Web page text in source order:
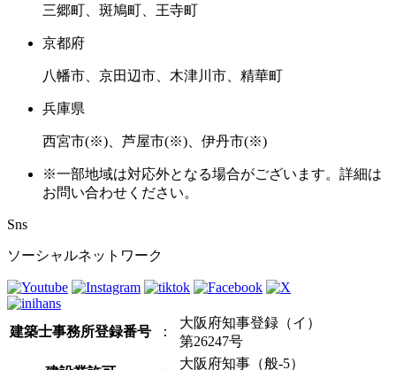
三郷町、斑鳩町、王寺町
京都府
八幡市、京田辺市、木津川市、精華町
兵庫県
西宮市(※)、芦屋市(※)、伊丹市(※)
※一部地域は対応外となる場合がございます。詳細は
お問い合わせください。
Sns
ソーシャルネットワーク
建築士事務所登録番号 ：
大阪府知事登録（イ）
第26247号
大阪府知事（般-5）